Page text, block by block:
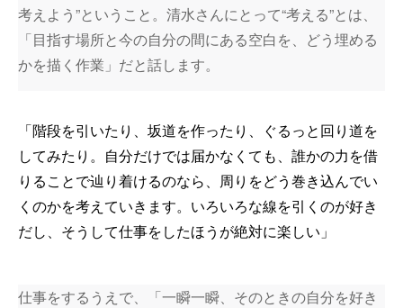
考えよう”ということ。清水さんにとって“考える”とは、
「目指す場所と今の自分の間にある空白を、どう埋める
かを描く作業」だと話します。
「階段を引いたり、坂道を作ったり、ぐるっと回り道を
してみたり。自分だけでは届かなくても、誰かの力を借
りることで辿り着けるのなら、周りをどう巻き込んでい
くのかを考えていきます。いろいろな線を引くのが好き
だし、そうして仕事をしたほうが絶対に楽しい」
仕事をするうえで、「一瞬一瞬、そのときの自分を好き